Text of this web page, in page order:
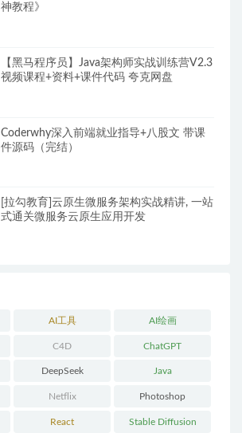
神教程》
【黑马程序员】Java架构师实战训练营V2.3
视频课程+资料+课件代码 夸克网盘
Coderwhy深入前端就业指导+八股文 带课
件源码（完结）
[拉勾教育]云原生微服务架构实战精讲, 一站
式通关微服务云原生应用开发
AI工具 AI绘画
C4D ChatGPT
DeepSeek Java
Netflix Photoshop
React Stable Diffusion